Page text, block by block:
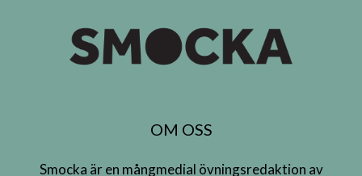
OM OSS
Smocka är en mångmedial övningsredaktion av